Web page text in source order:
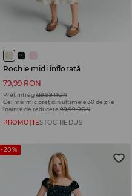
Rochie midi înflorată
79,99 RON
Preț întreg139,99 RON
Cel mai mic preț din ultimele 30 de zile
înainte de reducere 99,99 RON
PROMOȚIESTOC REDUS
-20%